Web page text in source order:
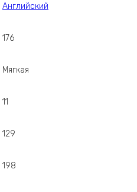
Английский
176
Мягкая
11
129
198